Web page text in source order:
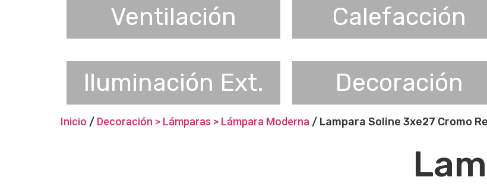
Ventilación Calefacción
Iluminación Ext. Decoración
Inicio / Decoración > Lámparas > Lámpara Moderna / Lampara Soline 3xe27 Cromo